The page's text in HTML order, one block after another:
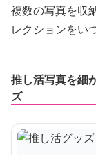
複数の写真を収
レクションをい
推し活写真を細
ズ